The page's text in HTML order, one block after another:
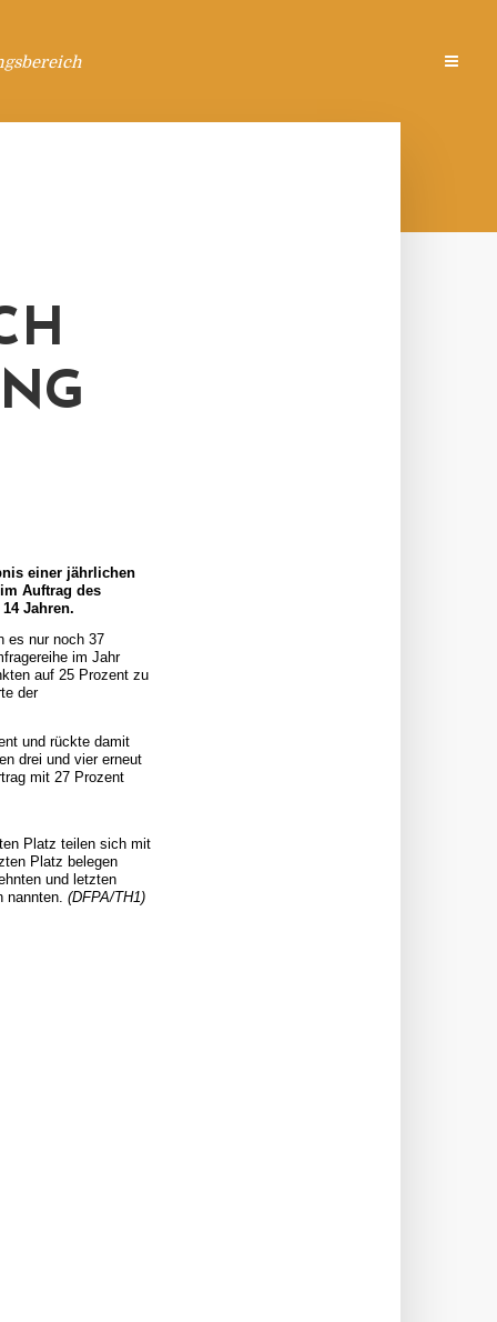
einer jährlichen
Auftrag des
Jahren.
es nur noch 37
im Jahr
auf 25 Prozent zu
der
und rückte damit
drei und vier erneut
mit 27 Prozent
Platz teilen sich mit
Platz belegen
und letzten
nannten. (DFPA/TH1)